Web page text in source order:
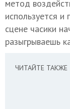
метод
используется
сцене часики
разыгрываешь
ЧИТАЙТЕ ТАКЖЕ